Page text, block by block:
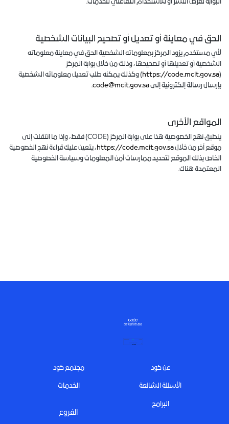
البوابة لغرض النشر أو للاستخدام التفاعلي للخدمات.
الحق في معاينة أو تعديل أو تصحيح البيانات الشخصية
لأي مستخدم يزود المركز بمعلوماته الشخصية الحق في معاينة معلوماته
الشخصية أو تعديلها أو تصحيحها، وذلك من خلال بوابة المركز
(
https://code.mcit.gov.sa) وكذلك يمكنه طلب تعديل معلوماته الشخصية
بإرسال رسالة إلكترونية إلىcode@mcit.gov.sa
.
المواقع الأخرى
ينطبق نهج الخصوصية هذا على بوابة المركز (CODE) فقط، وإذا ما انتقلت إلى
موقع آخر من خلالhttps://code.mcit.gov.sa، يتعين عليك قراءة نهج الخصوصية
الخاص بذلك الموقع لتحديد ممارسات أمن المعلومات وسياسة الخصوصية
المعتمدة هناك.
Footerعن كود
الخدمات
البرامج
الفروع
مجتمع كود
الأسئلة الشائعة